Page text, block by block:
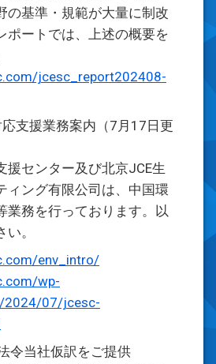
の基準・規範が大量に制改
ポートでは、上述の概要を
jcesc_report202408-
支援業務案内（7月17日更
センター及び北京JCE生
ィング有限公司は、中国環
業務を行っております。以
。
env_intro/
wp-
2024/07/jcesc-
令当社仮訳をご提供